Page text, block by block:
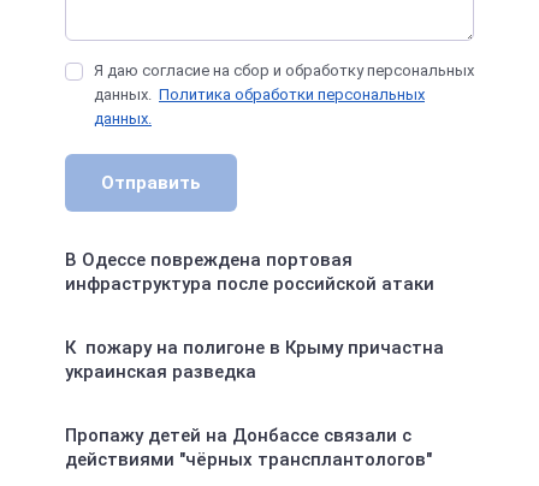
Я даю согласие на сбор и обработку персональных
данных. Политика обработки персональных
данных.
Отправить
В Одессе повреждена портовая
инфраструктура после российской атаки
К пожару на полигоне в Крыму причастна
украинская разведка
Пропажу детей на Донбассе связали с
действиями "чёрных трансплантологов"